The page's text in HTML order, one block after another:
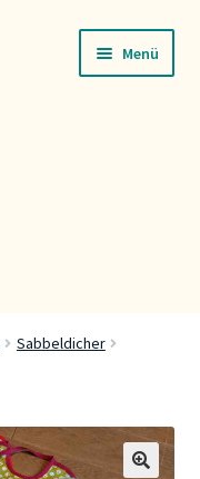
Menü
Sabbeldicher